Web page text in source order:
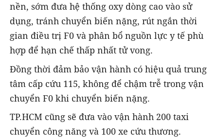
nền, sớm đưa hệ thống oxy dòng cao vào sử
dụng, tránh chuyển biến nặng, rút ngắn thời
gian điều trị F0 và phân bổ nguồn lực y tế phù
hợp để hạn chế thấp nhất tử vong.
Đồng thời đảm bảo vận hành có hiệu quả trung
tâm cấp cứu 115, không để chậm trễ trong vận
chuyển F0 khi chuyển biến nặng.
TP.HCM cũng sẽ đưa vào vận hành 200 taxi
chuyển công năng và 100 xe cứu thương.